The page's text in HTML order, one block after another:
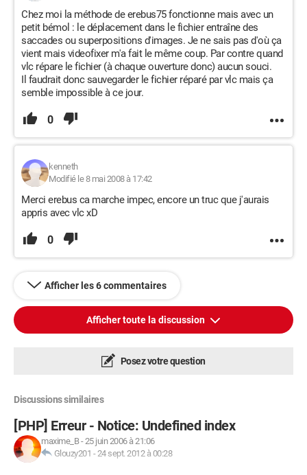
Chez moi la méthode de erebus75 fonctionne mais avec un
petit bémol : le déplacement dans le fichier entraîne des
saccades ou superpositions d'images. Je ne sais pas d'où ça
vient mais videofixer m'a fait le même coup. Par contre quand
vlc répare le fichier (à chaque ouverture donc) aucun souci.
Il faudrait donc sauvegarder le fichier réparé par vlc mais ça
semble impossible à ce jour.
0
kenneth
Modifié le 8 mai 2008 à 17:42
Merci erebus ca marche impec, encore un truc que j'aurais
appris avec vlc xD
0
Afficher les 6 commentaires
Afficher toute la discussion
Posez votre question
Discussions similaires
[PHP] Erreur - Notice: Undefined index
maxime_B-25 juin 2006 à 21:06
Glouzy201 -24 sept. 2012 à 00:28